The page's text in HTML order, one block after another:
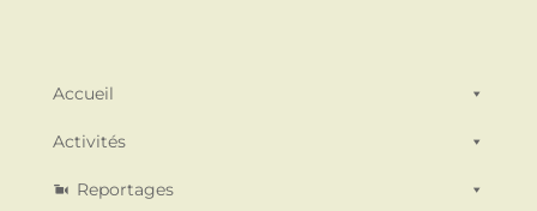
Accueil
Activités
Reportages